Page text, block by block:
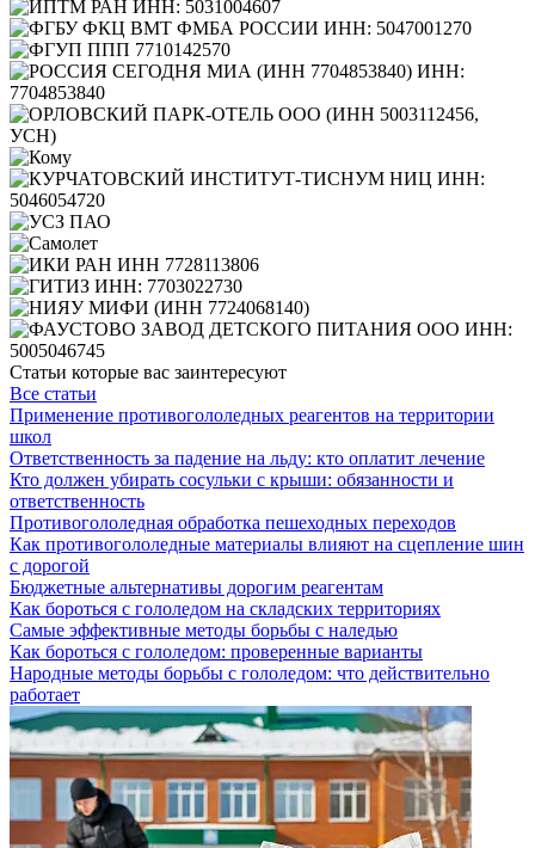
Статьи которые вас заинтересуют
Все статьи
Применение противогололедных реагентов на территории
школ
Ответственность за падение на льду: кто оплатит лечение
Кто должен убирать сосульки с крыши: обязанности и
ответственность
Противогололедная обработка пешеходных переходов
Как противогололедные материалы влияют на сцепление шин
с дорогой
Бюджетные альтернативы дорогим реагентам
Как бороться с гололедом на складских территориях
Самые эффективные методы борьбы с наледью
Как бороться с гололедом: проверенные варианты
Народные методы борьбы с гололедом: что действительно
работает